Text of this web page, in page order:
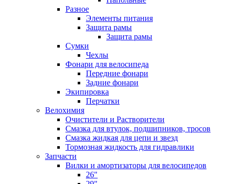
Разное
Элементы питания
Защита рамы
Защита рамы
Сумки
Чехлы
Фонари для велосипеда
Передние фонари
Задние фонари
Экипировка
Перчатки
Велохимия
Очистители и Растворители
Смазка для втулок, подшипников, тросов
Смазка жидкая для цепи и звезд
Тормозная жидкость для гидравлики
Запчасти
Вилки и амортизаторы для велосипедов
26"